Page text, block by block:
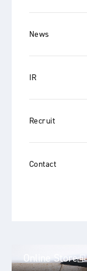
News
IR
Recruit
Contact
Online Store